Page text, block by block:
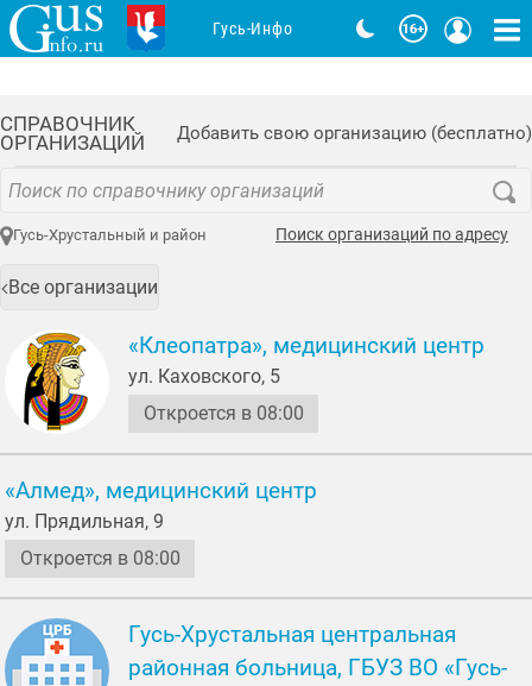
СПРАВОЧНИК
ОРГАНИЗАЦИЙ
Добавить свою организацию (бесплатно)
Гусь-Хрустальный и район Поиск организаций по адресу
Все организации
«Клеопатра», медицинский центр
ул. Каховского, 5
Откроется в 08:00
«Алмед», медицинский центр
ул. Прядильная, 9
Откроется в 08:00
Гусь-Хрустальная центральная
районная больница, ГБУЗ ВО «Гусь-
Гусь-Инфо